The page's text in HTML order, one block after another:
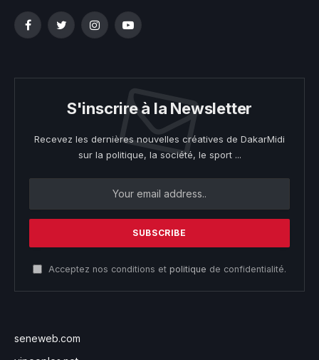
FacebookTwitterInstagramYouTube
S'inscrire à la Newsletter
Recevez les dernières nouvelles créatives de DakarMidi
sur la politique, la société, le sport ...
Acceptez nos conditions et politique de confidentialité.
seneweb.com